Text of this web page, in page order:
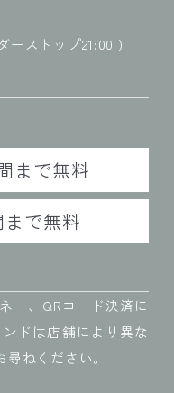
ーストップ21:00 )
まで無料
で無料
ー、QRコード決済に
ドは店舗により異な
ねください。